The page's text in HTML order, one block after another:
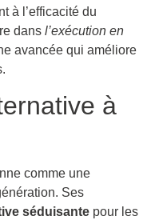
à l’efficacité du
dans l’exécution en
avancée qui améliore
à
comme une
Ses
séduisante pour les